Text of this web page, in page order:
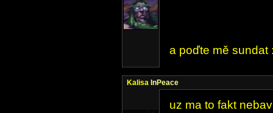
a poďte mě sundat
Kalisa InPeace
uz ma to fakt